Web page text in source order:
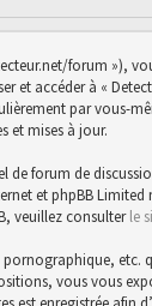
forum »),
et accéder à «
par vous-
et mises à jour.
de forum de
et phpBB
veuillez consulterle
etc.
vous vous